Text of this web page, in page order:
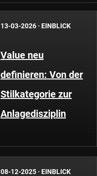
13-03-2026 · EINBLICK
Value neu
definieren: Von der
Stilkategorie zur
Anlagedisziplin
08-12-2025 · EINBLICK